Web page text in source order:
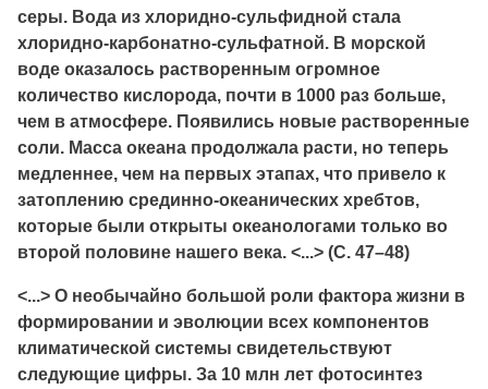
серы. Вода из хлоридно-сульфидной стала
хлоридно-карбонатно-сульфатной. В морской
воде оказалось растворенным огромное
количество кислорода, почти в 1000 раз больше,
чем в атмосфере. Появились новые растворенные
соли. Масса океана продолжала расти, но теперь
медленнее, чем на первых этапах, что привело к
затоплению срединно-океанических хребтов,
которые были открыты океанологами только во
второй половине нашего века. <...> (С. 47–48)
<...> О необычайно большой роли фактора жизни в
формировании и эволюции всех компонентов
климатической системы свидетельствуют
следующие цифры. За 10 млн лет фотосинтез